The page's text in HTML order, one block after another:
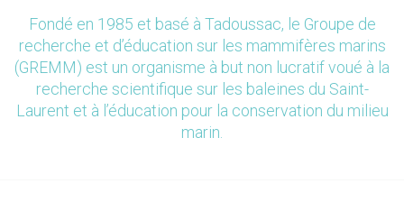
Fondé en 1985 et basé à Tadoussac, le Groupe de
recherche et d’éducation sur les mammifères marins
(GREMM) est un organisme à but non lucratif voué à la
recherche scientifique sur les baleines du Saint-
Laurent et à l’éducation pour la conservation du milieu
marin.